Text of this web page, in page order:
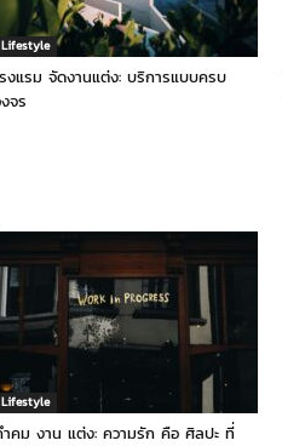
Lifestyle
งแรม จัดงานแต่ง: บริการแบบครบ
จร
Lifestyle
คม งาน แต่ง: ความรัก คือ ศิลปะ ที่